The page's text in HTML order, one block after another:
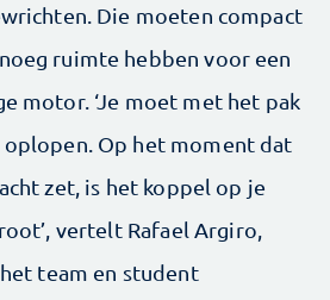
Die moeten compact
ruimte hebben voor een
motor. ‘Je moet met het pak
Op het moment dat
zet, is het koppel op je
vertelt Rafael Argiro,
team en student